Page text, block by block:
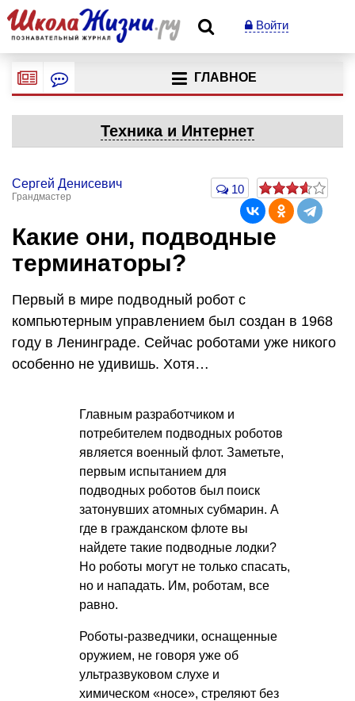
Войти
ГЛАВНОЕ
Техника и Интернет
Сергей Денисевич
Грандмастер
10
Какие они, подводные
терминаторы?
Первый в мире подводный робот с
компьютерным управлением был создан в 1968
году в Ленинграде. Сейчас роботами уже никого
особенно не удивишь. Хотя…
Главным разработчиком и
потребителем подводных роботов
является военный флот. Заметьте,
первым испытанием для
подводных роботов был поиск
затонувших атомных субмарин. А
где в гражданском флоте вы
найдете такие подводные лодки?
Но роботы могут не только спасать,
но и нападать. Им, роботам, все
равно.
Роботы-разведчики, оснащенные
оружием, не говоря уже об
ультразвуковом слухе и
химическом «носе», стреляют без